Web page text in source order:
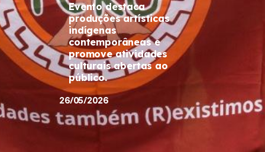
Evento destaca
produções artísticas
indígenas
contemporâneas e
promove atividades
culturais abertas ao
público.
26/05/2026